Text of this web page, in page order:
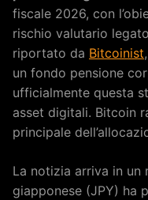
fiscale 2026, con
rischio valutario
riportato da Bitcoinist
un fondo pensione
ufficialmente questa
asset digitali. Bitcoin
principale
La notizia arriva in un
giapponese (JPY) ha